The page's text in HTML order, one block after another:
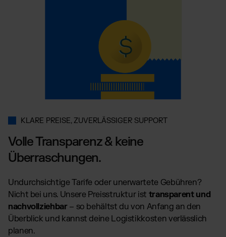
KLARE PREISE, ZUVERLÄSSIGER SUPPORT
Volle Transparenz & keine
Überraschungen.
Undurchsichtige Tarife oder unerwartete Gebühren?
Nicht bei uns. Unsere Preisstruktur ist transparent und
nachvollziehbar– so behältst du von Anfang an den
Überblick und kannst deine Logistikkosten verlässlich
planen.